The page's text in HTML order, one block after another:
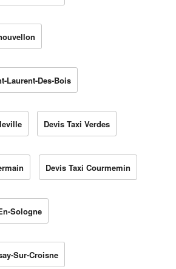
Laurent-Des-Bois
Devis Taxi Verdes
Devis Taxi Courmemin
Sologne
Sur-Croisne